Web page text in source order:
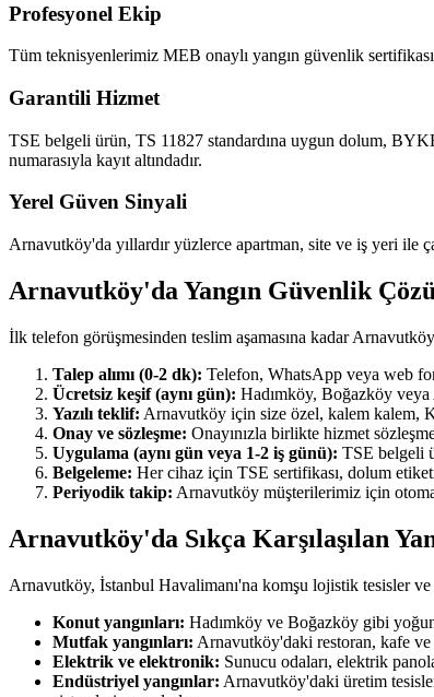
Profesyonel Ekip
Tüm teknisyenlerimiz MEB onaylı yangın güvenlik
Garantili Hizmet
TSE belgeli ürün, TS 11827 standardına uygun dolum,
numarasıyla kayıt altındadır.
Yerel Güven Sinyali
Arnavutköy'da yıllardır yüzlerce apartman, site ve iş yeri ile
Arnavutköy'da Yangın Güvenlik
İlk telefon görüşmesinden teslim aşamasına kadar
Talep alımı (0-2 dk): Telefon, WhatsApp veya web
Ücretsiz keşif (aynı gün): Hadımköy, Boğazköy veya
Yazılı teklif: Arnavutköy için size özel, kalem kalem,
Onay ve sözleşme: Onayınızla birlikte hizmet
Uygulama (aynı gün veya 1-2 iş günü): TSE belgeli
Belgeleme: Her cihaz için TSE sertifikası, dolum
Periyodik takip: Arnavutköy müşterilerimiz için
Arnavutköy'da Sıkça Karşılaşılan
Arnavutköy, İstanbul Havalimanı'na komşu lojistik tesisler
Konut yangınları: Hadımköy ve Boğazköy gibi
Mutfak yangınları: Arnavutköy'daki restoran, kafe ve
Elektrik ve elektronik: Sunucu odaları, elektrik
Endüstriyel yangınlar: Arnavutköy'daki üretim